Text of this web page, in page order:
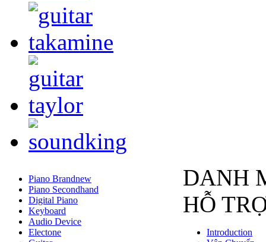
DANH
Piano Brandnew
Piano Secondhand
Digital Piano
Keyboard
Audio Device
Electone
HỖ
Introduction